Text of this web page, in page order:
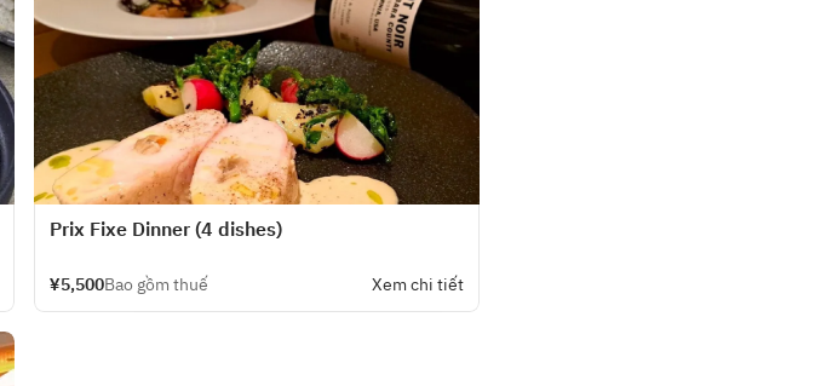
Prix Fixe Dinner (4 dishes)
¥5,500Bao gồm thuế Xem chi tiết